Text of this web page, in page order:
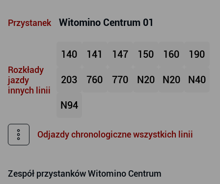
Przystanek Witomino Centrum 01
Rozkłady
jazdy
innych linii
140 141 147 150 160 190
203 760 770 N20 N20 N40
N94
Odjazdy chronologiczne wszystkich linii
Zespół przystankówWitomino Centrum